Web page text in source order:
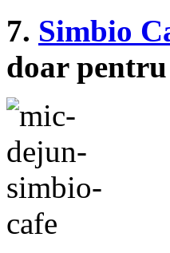
7. Simbio
doar